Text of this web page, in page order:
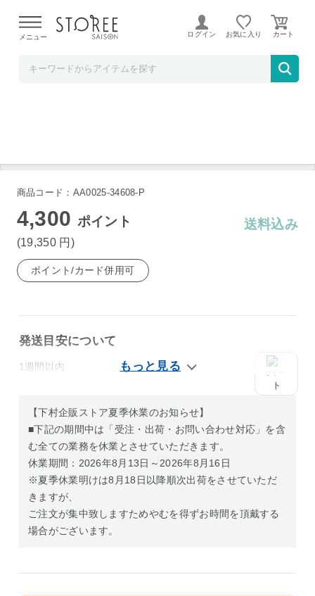
よる配送遅延が発生しております。
メニュー ログイン お気に入り
どこでもサポート シェルフ 2段
商品コード：AA0025-34608-P
4,300 ポイント
(19,350 円 )
送料込み
ポイント/カード併用可
発送目安について
1週間以内
【下村企販ストア夏季休業のお知らせ】
■下記の期間中は「受注・出荷・お問い合わせ対応」を含
む全ての業務を休業とさせていただきます。
休業期間：2026年8月13日～2026年8月16日
※夏季休業明けは8月18日以降順次出荷をさせていただ
きますが、
ご注文が集中致しますためやむを得ずお時間を頂戴する
場合がございます。